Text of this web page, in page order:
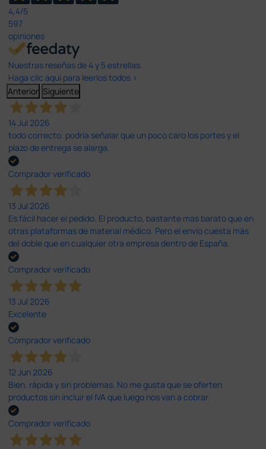
4,4/5
597
opiniones
Nuestras reseñas de 4 y 5 estrellas.
Haga clic aquí para leerlos todos >
Anterior Siguiente
14 Jul 2026
todo correcto. podria señalar que un poco caro los portes y el
plazo de entrega se alarga.
Comprador verificado
13 Jul 2026
Es fácil hacer el pedido. El producto, bastante mas barato que en
otras plataformas de material médico. Pero el envío cuesta más
del doble que en cualquier otra empresa dentro de España.
Comprador verificado
13 Jul 2026
Excelente
Comprador verificado
12 Jun 2026
Bien, rápida y sin problemas. No me gusta que se oferten
productos sin incluir el IVA que luego nos van a cobrar.
Comprador verificado